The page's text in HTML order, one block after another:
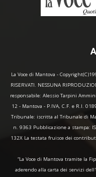
La Voce di Mantova -
RISERVATI. NESSUNA
responsabile: Alessio Tarpini
12 - Mantova - P.IVA, C.F. e R.I.
Tribunale: iscritta al Tribunale di
n. 9363 Pubblicazione a stampa:
132X La testata fruisce dei
“La Voce di Mantova tramite la
aderendo alla carta dei servizi